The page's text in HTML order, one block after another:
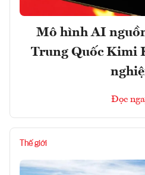
Mô hình AI
Trung Quốc Kimi
Đọc
Thế giới